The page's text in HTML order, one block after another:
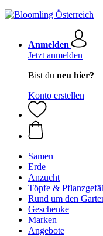
Anmelden
Jetzt anmelden
Bist du neu hier?
Konto erstellen
Samen
Erde
Anzucht
Töpfe &
Rund um den
Geschenke
Marken
Angebote